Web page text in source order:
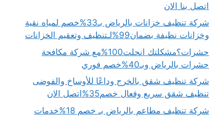
اتصل بنا الان
شركة تنظيف خزانات بالرياض بـ33%خصم لمياه نقية
وخزانات نظيفة بضمان99%لـتنظيف وتعقيم الخزانات
حشرات؟مشكلتك انحلت100%مع شركة مكافحة
حشرات بالرياض وبـ40%خصم فوري
شركة تنظيف شقق بالخرج وداعًا للأوساخ والفوضى
تنظيف شقق سريع وفعال خصم35%اتصل الان
شركة تنظيف مطاعم بالرياض بـ خصم 18%خدمات